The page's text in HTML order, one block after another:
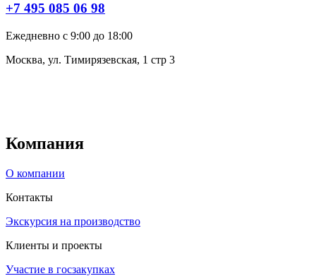
+7 495 085 06 98
Ежедневно с 9:00 до 18:00
Москва, ул. Тимирязевская, 1 стр 3
Компания
О компании
Контакты
Экскурсия на производство
Клиенты и проекты
Участие в госзакупках